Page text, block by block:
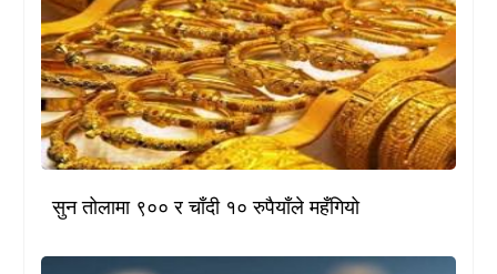
सुन तोलामा ९०० र चाँदी १० रुपैयाँले महँगियो